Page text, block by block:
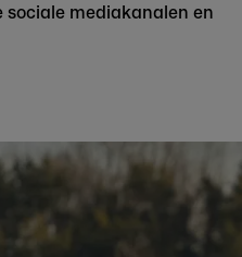
sociale mediakanalen en